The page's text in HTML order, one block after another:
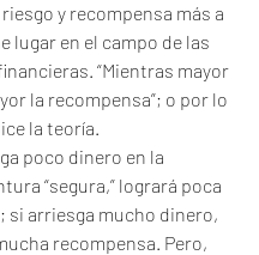
y recompensa más a
lugar en el campo de las
“Mientras mayor
la recompensa”; o por lo
la teoría.
poco dinero en la
“segura,” logrará poca
si arriesga mucho dinero,
recompensa. Pero,